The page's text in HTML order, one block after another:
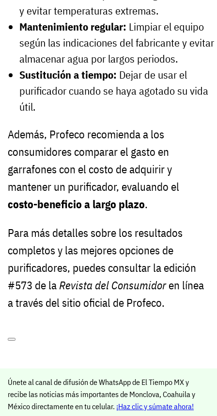
y evitar temperaturas extremas.
Mantenimiento regular: Limpiar el equipo
según las indicaciones del fabricante y evitar
almacenar agua por largos periodos.
Sustitución a tiempo: Dejar de usar el
purificador cuando se haya agotado su vida
útil.
Además, Profeco recomienda a los
consumidores comparar el gasto en
garrafones con el costo de adquirir y
mantener un purificador, evaluando el
costo-beneficio a largo plazo.
Para más detalles sobre los resultados
completos y las mejores opciones de
purificadores, puedes consultar la edición
#573 de laRevista del Consumidoren línea
a través del sitio oficial de Profeco.
Únete al canal de difusión de WhatsApp de El Tiempo MX y
recibe las noticias más importantes de Monclova, Coahuila y
México directamente en tu celular. ¡Haz clic y súmate ahora!